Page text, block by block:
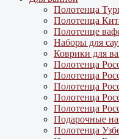
Полотенца
Полотенца
Полотенце
Наборы для
Коврики для
Полотенца
Полотенца
Полотенца
Полотенца
Полотенца
Подарочные
Полотенца